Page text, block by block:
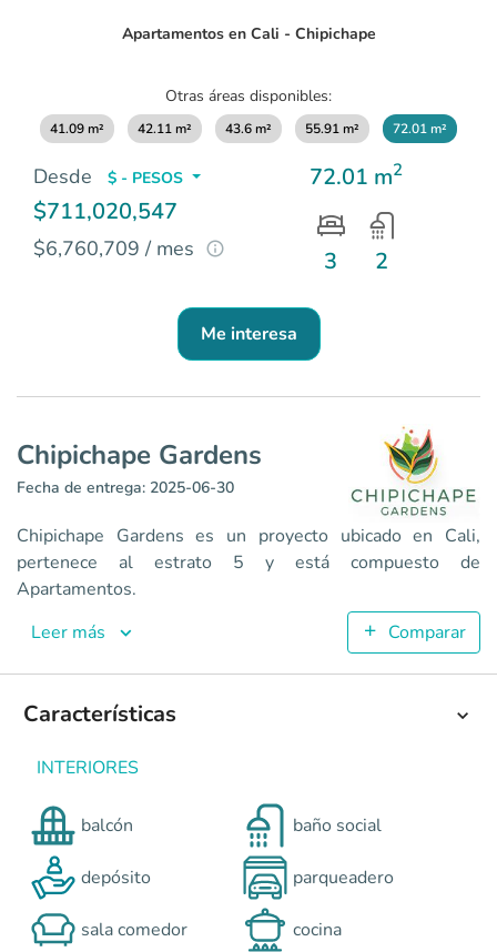
Chipichape Gardens
Apartamentos en Cali - Chipichape <p>Ubicado
5
3
0
Apartamentos en Cali - Chipichape
Otras áreas disponibles:
41.09 m² 42.11 m² 43.6 m² 55.91 m² 72.01 m²
Desde $ - PESOS
$711,020,547
$6,760,709 / mes
72.01 m2
3 2
Me interesa
Chipichape Gardens
Fecha de entrega: 2025-06-30
Chipichape Gardens es un proyecto ubicado en Cali,
pertenece al estrato 5 y está compuesto de
Apartamentos.
Leer más
Comparar
Características
INTERIORES
balcón baño social
depósito parqueadero
sala comedor cocina